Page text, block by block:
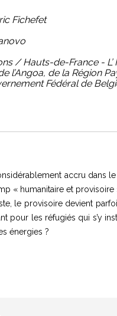
Fichefet
/ Hauts-de-France - L’
l’Angoa, de la Région
Fédéral de
accru
« humanitaire et
le provisoire devient
pour les réfugiés qui s’y
énergies ?